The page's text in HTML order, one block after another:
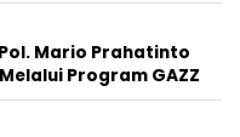
Mario Prahatinto
Program GAZZ